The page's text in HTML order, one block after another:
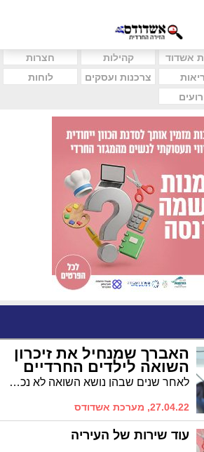
אשדוד קהילות
חצרות
צרכנות ועסקים
לוחות
האברך שמנחיל את זיכרון
השואה לילדים החרדיים
לאחר שנים שבהן נושא השואה לא נכח בחומר הלימודים של המגזר החרדי, חלה מהפיכה והיא מתרחשת דווקא בזכות ארגון אשדודי שהוקם בידי כמה צעירים שחשו שזהו המעט שהם מחוייבים לעשות עבור הניצולים * זָכוֹר אֵת אֲשֶׁר עָשָׂה לְךָ עֲמָלֵק
27.04.22, מערכת אשדודס
עוד שירות של העיריה